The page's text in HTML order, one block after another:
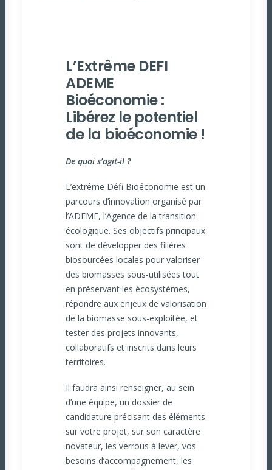
L’Extrême DEFI
ADEME
Bioéconomie :
Libérez le potentiel
de la bioéconomie !
De quoi s’agit-il ?
L’extrême Défi Bioéconomie est un
parcours d’innovation organisé par
l’ADEME, l’Agence de la transition
écologique. Ses objectifs principaux
sont de développer des filières
biosourcées locales pour valoriser
des biomasses sous-utilisées tout
en préservant les écosystèmes,
répondre aux enjeux de valorisation
de la biomasse sous-exploitée, et
tester des projets innovants,
collaboratifs et inscrits dans leurs
territoires.
Il faudra ainsi renseigner, au sein
d’une équipe, un dossier de
candidature précisant des éléments
sur votre projet, sur son caractère
novateur, les verrous à lever, vos
besoins d’accompagnement, les